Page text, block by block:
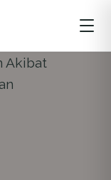
LINGKUNGAN HIDUP